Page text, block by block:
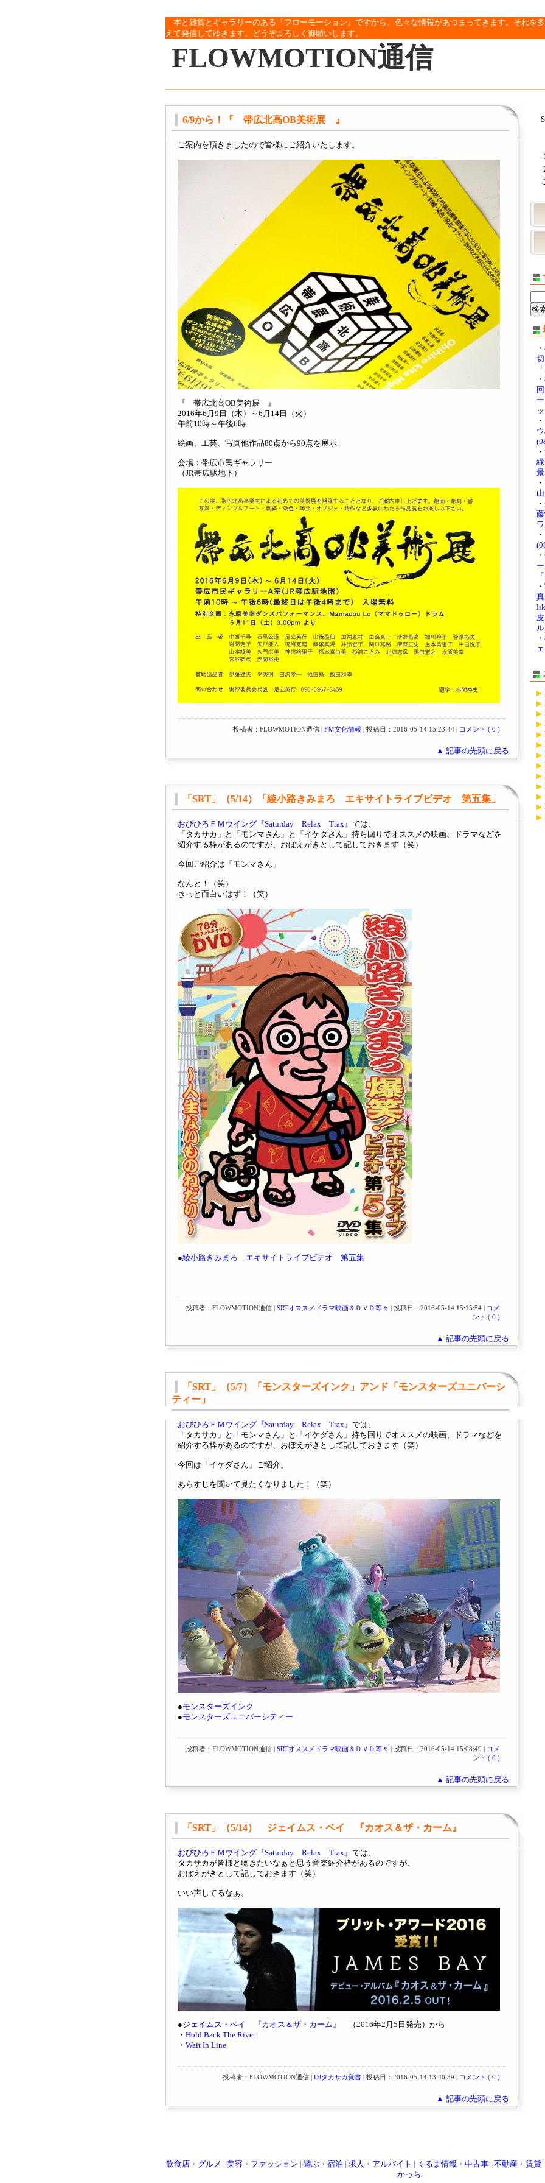
本と雑貨とギャラリーのある『フローモーション』ですから、色々な情報があつまってきます。それを
えて発信してゆきます。どうぞよろしく御願いします。
FLOWMOTION通信
6/9から！『 帯広北高OB美術展 』
ご案内を頂きましたので皆様にご紹介いたします。
『 帯広北高OB美術展 』
2016年6月9日（木）～6月14日（火）
午前10時～午後6時
絵画、工芸、写真他作品80点から90点を展示
会場：帯広市民ギャラリー
（JR帯広駅地下）
投稿者：FLOWMOTION通信 | FＭ文化情報 | 投稿日：2016-05-14 15:23:44 | コメント ( 0 )
▲ 記事の先頭に戻る
「SRT」（5/14）「綾小路きみまろ エキサイトライブビデオ 第五集」
おびひろＦＭウイング『Saturday Relax Trax』 では、
「タカサカ」と「モンマさん」と「イケダさん」持ち回りでオススメの映画、ドラマなどを
紹介する枠があるのですが、おぼえがきとして記しておきます（笑）
今回ご紹介は「モンマさん」
なんと！（笑）
きっと面白いはず！（笑）
●綾小路きみまろ エキサイトライブビデオ 第五集
投稿者：FLOWMOTION通信 | SRTオススメドラマ映画＆ＤＶＤ等々 | 投稿日：2016-05-14 15:15:54 | コメ
ント ( 0 )
▲ 記事の先頭に戻る
「SRT」（5/7）「モンスターズインク」アンド「モンスターズユニバーシ
ティー」
おびひろＦＭウイング『Saturday Relax Trax』 では、
「タカサカ」と「モンマさん」と「イケダさん」持ち回りでオススメの映画、ドラマなどを
紹介する枠があるのですが、おぼえがきとして記しておきます（笑）
今回は「イケダさん」ご紹介。
あらすじを聞いて見たくなりました！（笑）
●モンスターズインク
●モンスターズユニバーシティー
投稿者：FLOWMOTION通信 | SRTオススメドラマ映画＆ＤＶＤ等々 | 投稿日：2016-05-14 15:08:49 | コメ
ント ( 0 )
▲ 記事の先頭に戻る
「SRT」（5/14） ジェイムス・ベイ 『カオス＆ザ・カーム』
おびひろＦＭウイング『Saturday Relax Trax』 では、
タカサカが皆様と聴きたいなぁと思う音楽紹介枠があるのですが、
おぼえがきとして記しておきます（笑）
いい声してるなぁ。
●ジェイムス・ベイ 『カオス＆ザ・カーム』
（2016年2月5日発売）から
・ Hold Back The River
・ Wait In Line
投稿者：FLOWMOTION通信 | DJタカサカ覚書 | 投稿日：2016-05-14 13:40:39 | コメント ( 0 )
▲ 記事の先頭に戻る
・
・
・
・
・
・
・
・
・
・
飲食店・グルメ 美容・ファッション 遊ぶ・宿泊 求人・アルバイト くるま情報・中古車 不動産・賃貸
かっち